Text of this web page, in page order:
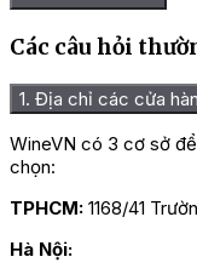
Các câu hỏi
1. Địa chỉ các cửa
WineVN có 3 cơ sở
chọn:
TPHCM: 1168/41
Hà Nội: